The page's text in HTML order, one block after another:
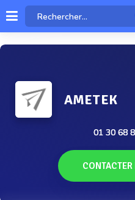
AMETEK
01 30 68